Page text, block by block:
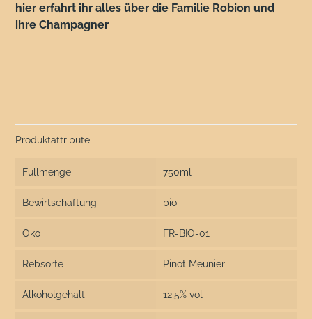
hier erfahrt ihr alles über die Familie Robion und
ihre Champagner
Produktattribute
Füllmenge 750ml
Bewirtschaftung bio
Öko FR-BIO-01
Rebsorte Pinot Meunier
Alkoholgehalt 12,5% vol